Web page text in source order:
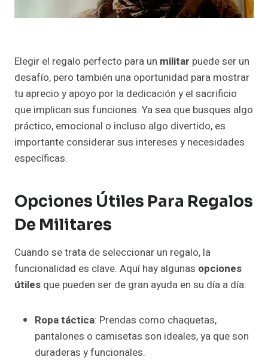
Elegir el regalo perfecto para un militar puede ser un
desafío, pero también una oportunidad para mostrar
tu aprecio y apoyo por la dedicación y el sacrificio
que implican sus funciones. Ya sea que busques algo
práctico, emocional o incluso algo divertido, es
importante considerar sus intereses y necesidades
específicas.
Opciones Útiles Para Regalos
De Militares
Cuando se trata de seleccionar un regalo, la
funcionalidad es clave. Aquí hay algunas opciones
útiles que pueden ser de gran ayuda en su día a día:
Ropa táctica: Prendas como chaquetas,
pantalones o camisetas son ideales, ya que son
duraderas y funcionales.